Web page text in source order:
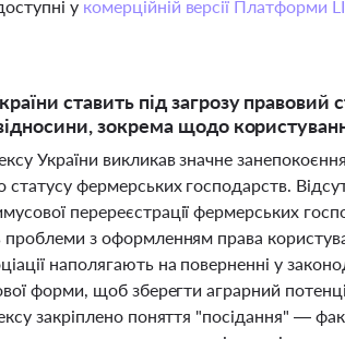
у комерційній версії Платформи
ставить під загрозу правовий
зокрема щодо
України викликав значне
статусу фермерських господарств.
перереєстрації фермерських
проблеми з оформленням права
наполягають на поверненні у
форми, щоб зберегти аграрний
закріплено поняття "посідання" —